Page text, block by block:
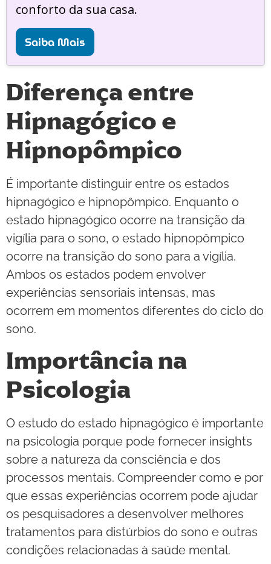
conforto da sua casa.
Saiba Mais
Diferença entre
Hipnagógico e
Hipnopômpico
É importante distinguir entre os estados
hipnagógico e hipnopômpico. Enquanto o
estado hipnagógico ocorre na transição da
vigília para o sono, o estado hipnopômpico
ocorre na transição do sono para a vigília.
Ambos os estados podem envolver
experiências sensoriais intensas, mas
ocorrem em momentos diferentes do ciclo do
sono.
Importância na
Psicologia
O estudo do estado hipnagógico é importante
na psicologia porque pode fornecer insights
sobre a natureza da consciência e dos
processos mentais. Compreender como e por
que essas experiências ocorrem pode ajudar
os pesquisadores a desenvolver melhores
tratamentos para distúrbios do sono e outras
condições relacionadas à saúde mental.